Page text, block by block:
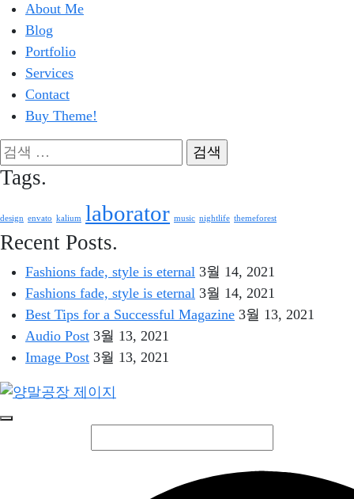
About Me
Blog
Portfolio
Services
Contact
Buy Theme!
검
색:
Tags.
design envato kalium laborator music nightlife themeforest
Recent Posts.
Fashions fade, style is eternal 3월 14, 2021
Fashions fade, style is eternal 3월 14, 2021
Best Tips for a Successful Magazine 3월 13, 2021
Audio Post 3월 13, 2021
Image Post 3월 13, 2021